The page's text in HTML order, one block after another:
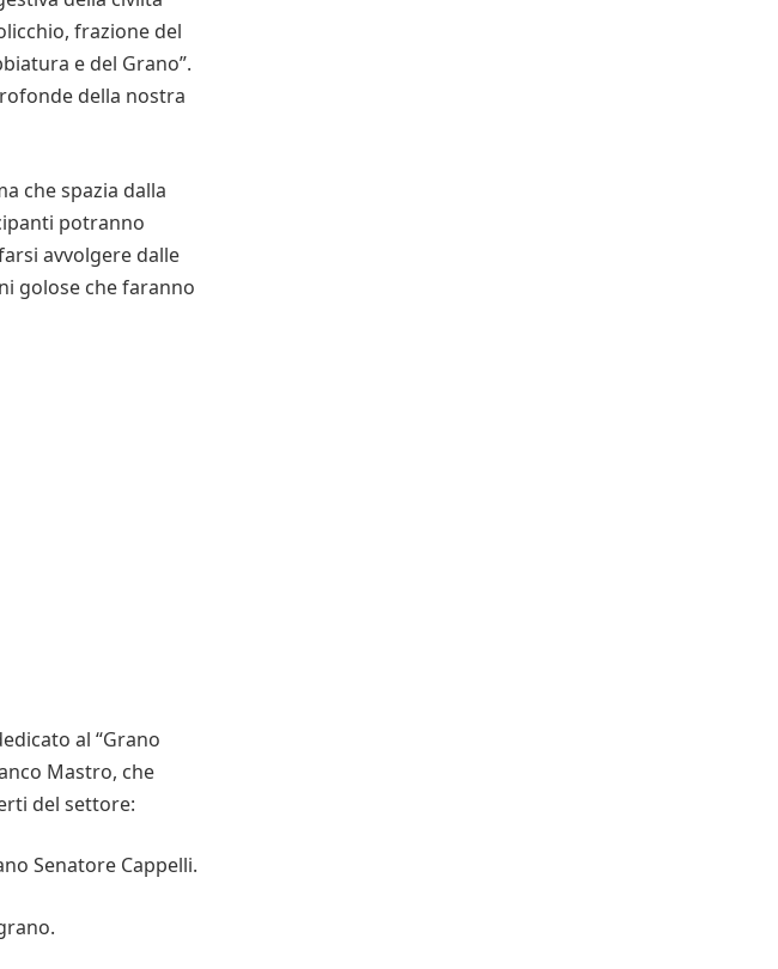
frazione del
e del Grano”.
della nostra
che spazia dalla
potranno
avvolgere dalle
golose che faranno
al “Grano
Mastro, che
del settore:
Senatore Cappelli.